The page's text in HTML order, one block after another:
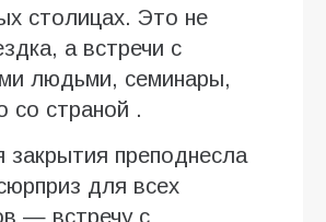
столицах. Это не
а встречи с
людьми, семинары,
со страной .
закрытия преподнесла
для всех
— встречу с